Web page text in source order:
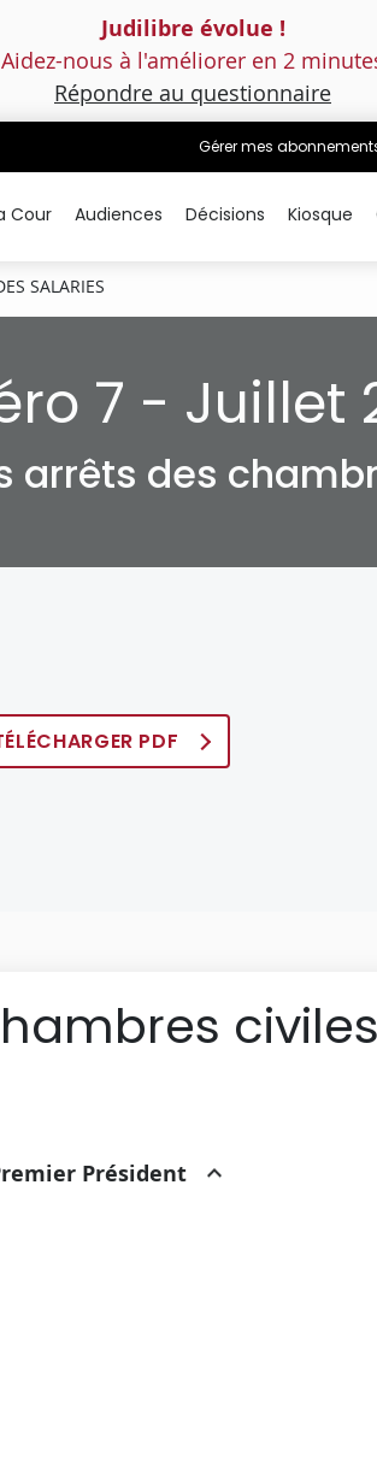
Judilibre évolue !
Aidez-nous à l'améliorer en 2
Répondre au questionnaire
Gérer mes
Cour Audiences Décisions Kiosque
SALARIES
7 - Juillet
arrêts des
PDF
civiles
Président